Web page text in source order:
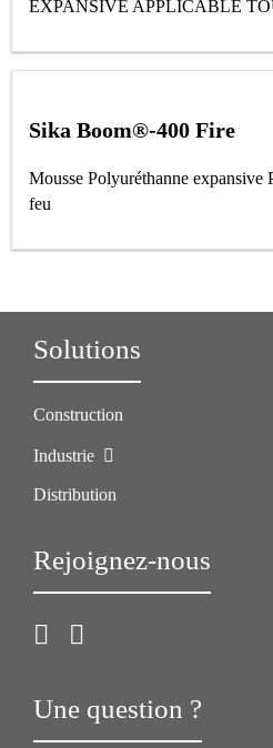
EXPANSIVE APPLICABLE
Sika Boom®-400 Fire
Mousse Polyuréthanne expansive
feu
Solutions
Construction
Industrie
Distribution
Rejoignez-nous
Une question ?